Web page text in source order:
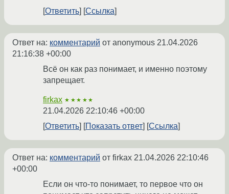
Ответить
Ссылка
Ответ на: комментарий от anonymous 21.04.2026
21:16:38 +00:00
Всё он как раз понимает, и именно поэтому
запрещает.
firkax ★★★★★
21.04.2026 22:10:46 +00:00
Ответить
Показать ответ Ссылка
Ответ на: комментарий от firkax 21.04.2026 22:10:46
+00:00
Если он что-то понимает, то первое что он